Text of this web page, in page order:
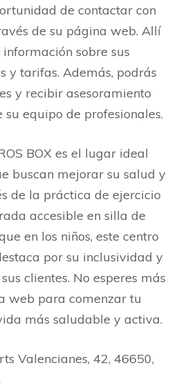
de contactar con
de su página web. Allí
sobre sus
y tarifas. Además, podrás
y recibir asesoramiento
su equipo de profesionales.
BOX es el lugar ideal
buscan mejorar su salud y
de la práctica de ejercicio
accesible en silla de
en los niños, este centro
por su inclusividad y
clientes. No esperes más
web para comenzar tu
más saludable y activa.
Valencianes, 42, 46650,